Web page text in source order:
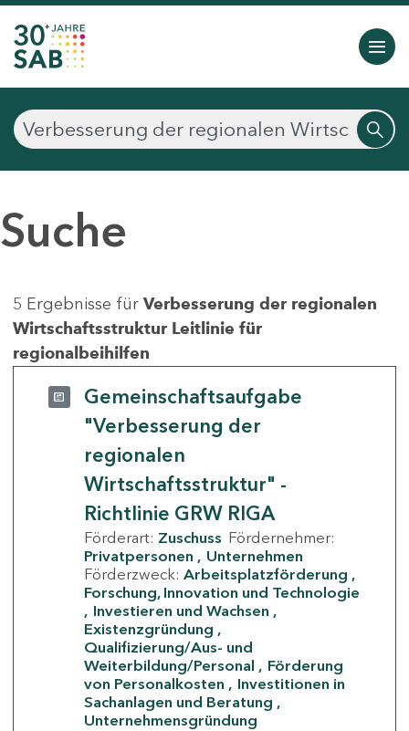
Suche
5 Ergebnisse für Verbesserung der regionalen
Wirtschaftsstruktur Leitlinie für
regionalbeihilfen
Gemeinschaftsaufgabe
"Verbesserung der
regionalen
Wirtschaftsstruktur" -
Richtlinie GRW RIGA
Förderart: Zuschuss Fördernehmer:
Privatpersonen
Unternehmen
Förderzweck: Arbeitsplatzförderung
Forschung, Innovation und Technologie
Investieren und Wachsen
Existenzgründung
Qualifizierung/Aus- und
Weiterbildung/Personal
Förderung
von Personalkosten
Investitionen in
Sachanlagen und Beratung
Unternehmensgründung